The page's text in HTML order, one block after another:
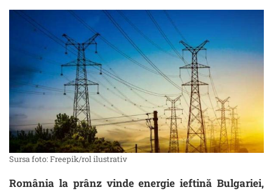
Sursa foto: Freepik/rol ilustrativ
România la prânz vinde energie ieftină Bulgariei,